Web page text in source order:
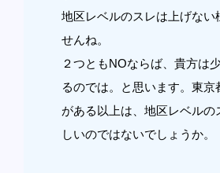
地区レベルのスレは上げない
せんね。
２つともNOならば、貴方は
るのでは。と思います。東京
がある以上は、地区レベルの
しいのではないでしょうか。